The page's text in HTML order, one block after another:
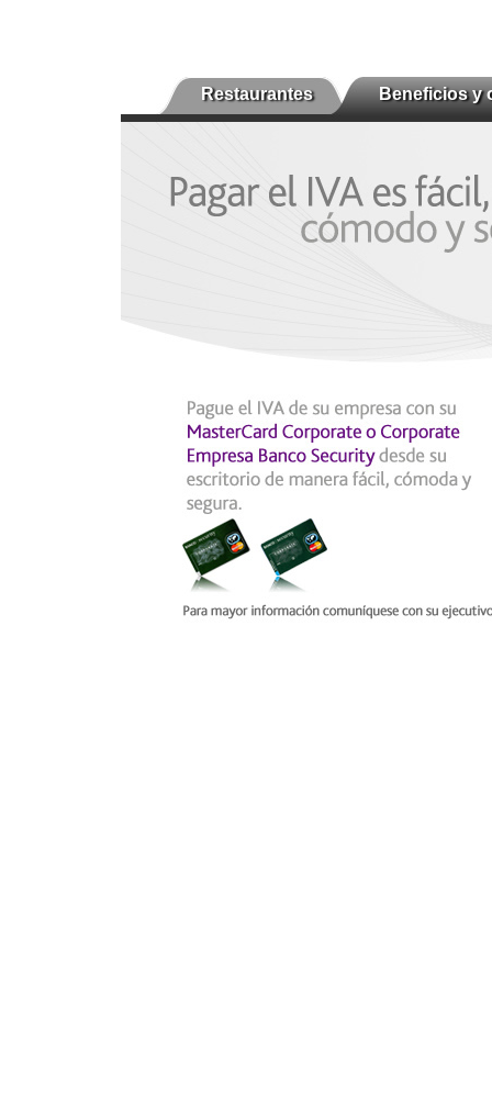
Restaurantes Beneficios y